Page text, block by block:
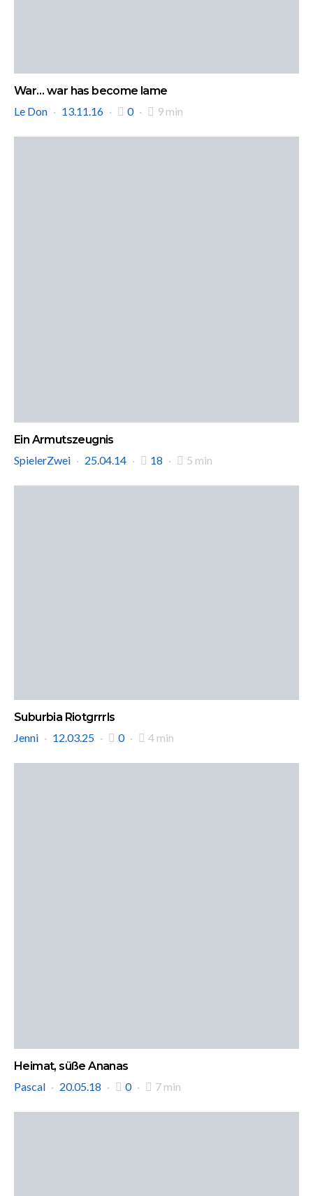
War… war has become lame
Le Don
13.11.16 0 9 min
Ein Armutszeugnis
SpielerZwei
25.04.14 18 5 min
Suburbia Riotgrrrls
Jenni
12.03.25 0 4 min
Heimat, süße Ananas
Pascal
20.05.18 0 7 min